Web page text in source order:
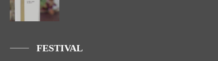
FESTIVAL